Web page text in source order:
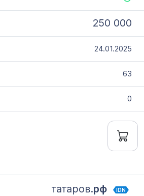
250 000
24.01.2025
63
0
татаров.рф IDN